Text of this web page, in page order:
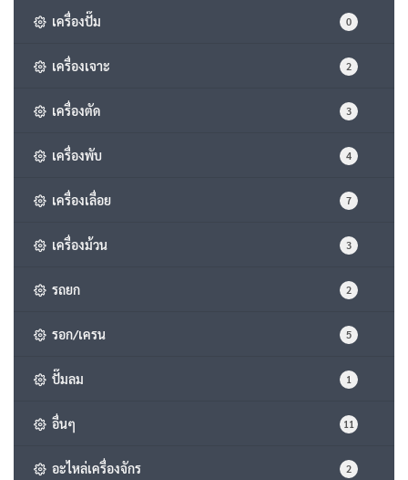
เครื่องปั๊ม 0
เครื่องเจาะ 2
เครื่องตัด 3
เครื่องพับ 4
เครื่องเลื่อย 7
เครื่องม้วน 3
รถยก 2
รอก/เครน 5
ปั๊มลม 1
อื่นๆ 11
อะไหล่เครื่องจักร 2